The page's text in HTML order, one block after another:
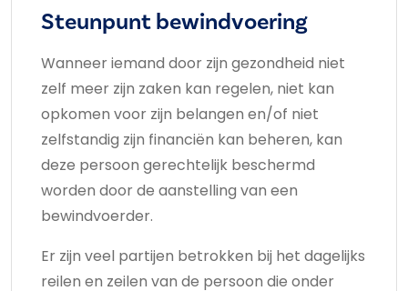
Steunpunt bewindvoering
Wanneer iemand door zijn gezondheid niet
zelf meer zijn zaken kan regelen, niet kan
opkomen voor zijn belangen en/of niet
zelfstandig zijn financiën kan beheren, kan
deze persoon gerechtelijk beschermd
worden door de aanstelling van een
bewindvoerder.
Er zijn veel partijen betrokken bij het dagelijks
reilen en zeilen van de persoon die onder